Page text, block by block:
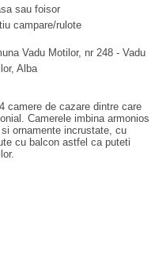
sau foisor
campare/rulote
Vadu Motilor, nr 248 -Vadu
, Alba
camere de cazare dintre care
Camerele imbina armonios
ornamente incrustate, cu
cu balcon astfel ca puteti